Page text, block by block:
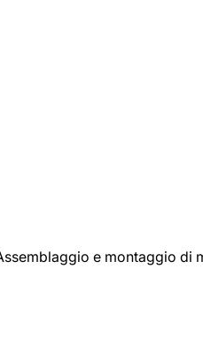
e montaggio di